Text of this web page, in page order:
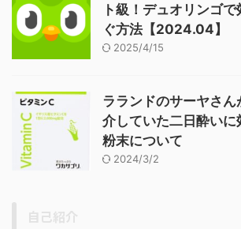
ト級！デュオリンゴ
ぐ方法【2024.04】
2025/4/15
ラランドのサーヤさ
介していた二日酔い
粉末について
2024/3/2